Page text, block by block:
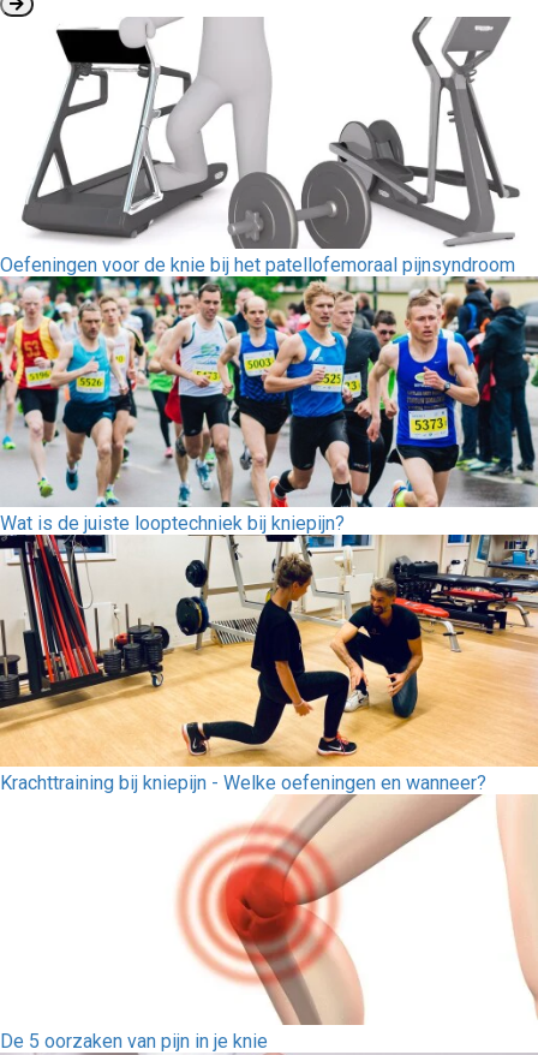
Oefeningen voor de knie bij het patellofemoraal pijnsyndroom
Wat is de juiste looptechniek bij kniepijn?
Krachttraining bij kniepijn - Welke oefeningen en wanneer?
De 5 oorzaken van pijn in je knie